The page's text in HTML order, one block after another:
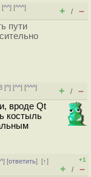
[^^] [^^^]
+ / –
пути
[^] [^^] [^^^]
+ / –
вроде Qt
костыль
] [ответить][↑]
+1
+ / –